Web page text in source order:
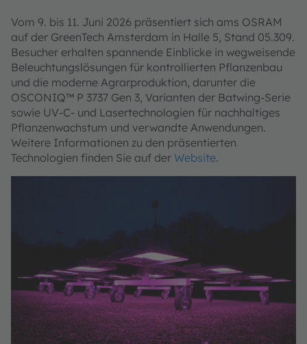
Vom 9. bis 11. Juni 2026 präsentiert sich ams OSRAM
auf der GreenTech Amsterdam in Halle 5, Stand 05.309.
Besucher erhalten spannende Einblicke in wegweisende
Beleuchtungslösungen für kontrollierten Pflanzenbau
und die moderne Agrarproduktion, darunter die
OSCONIQ™ P 3737 Gen 3, Varianten der Batwing-Serie
sowie UV-C- und Lasertechnologien für nachhaltiges
Pflanzenwachstum und verwandte Anwendungen.
Weitere Informationen zu den präsentierten
Technologien finden Sie auf der Website.